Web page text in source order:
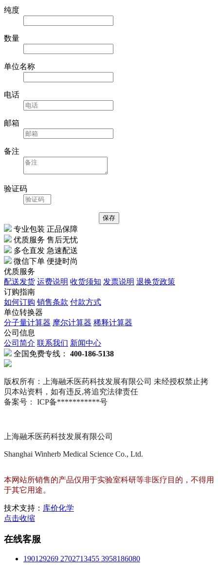
纯度
数量
单位名称
电话
邮箱
备注
验证码
专业包装 正品保障
优质服务 售后无忧
多仓直发 急速配送
微信下单 便捷时尚
优质服务
配送发货 运费说明 收货须知 发票说明 退换货政策
订购指南
如何订购 销售条款 付款方式
单位转换器
分子量计算器 摩尔计算器 稀释计算器
公司信息
公司简介 联系我们 新闻中心
全国免费专线： 400-186-5138
版权所有：上海融禾医药科技发展有限公司 未经授权禁止拷
贝本站资料，如有违反,将追究法律责任
备案号： ICP备***********号
上海融禾医药科技发展有限公司
Shanghai Winherb Medical Science Co., Ltd.
本网站所销售的产品仅用于实验室科研等非医疗目的，不得用
于其它用途。
技术支持： 库价化学
点击收缩
在线客服
190129269 2702713455 3958186080